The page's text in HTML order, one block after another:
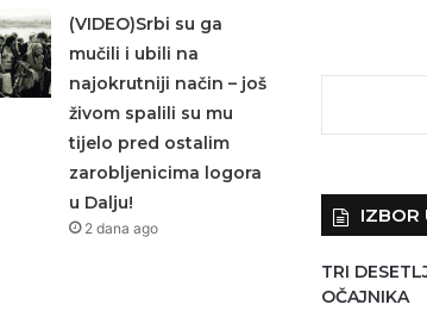
(VIDEO)Srbi su ga
mučili i ubili na
najokrutniji način – još
živom spalili su mu
tijelo pred ostalim
zarobljenicima logora
u Dalju!
2 dana ago
IZBOR
TRI
OČAJNIKA